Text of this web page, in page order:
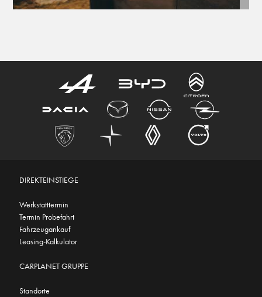
DIREKTEINSTIEGE
Werkstatttermin
Termin Probefahrt
Fahrzeugankauf
Leasing-Kalkulator
CARPLANET GRUPPE
Standorte